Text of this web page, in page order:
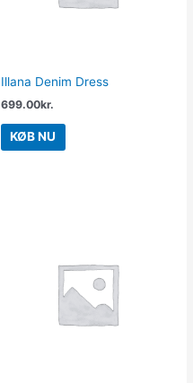
Illana Denim Dress
699.00kr.
KØB NU